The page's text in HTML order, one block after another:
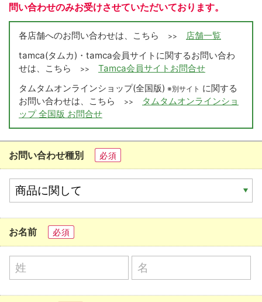
問い合わせのみお受けさせていただいております。
各店舗へのお問い合わせは、こちら >>
店舗一覧
tamca(タムカ)・tamca会員サイトに関するお問い合わ
せは、こちら
>>
Tamca会員サイトお問合せ
タムタムオンラインショップ(全国版) ※別サイト に関する
お問い合わせは、こちら
>>
タムタムオンラインショ
ップ 全国版 お問合せ
お問い合わせ種別 必須
お名前 必須